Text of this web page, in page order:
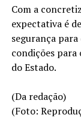
Com a
expectativa é
segurança
condições
do Estado.
(Da redação)
(Foto: